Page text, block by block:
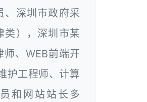
、深圳市政府采
类），深圳市某
、WEB前端开
护工程师、计算
和网站站长多